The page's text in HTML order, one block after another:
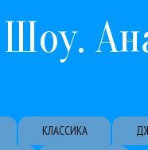
Шоу.
КЛАССИКА